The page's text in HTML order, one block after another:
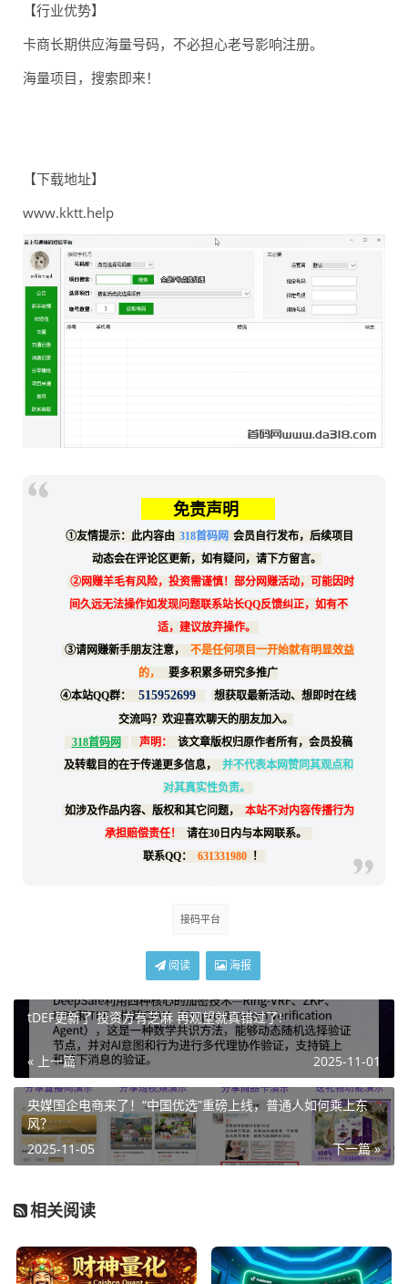
【行业优势】
卡商长期供应海量号码，不必担心老号影响注册。
海量项目，搜索即来！
【下载地址】
www.kktt.help
免责声明
①友情提示：此内容由 318首码网 会员自行发布，后续项目
动态会在评论区更新，如有疑问，请下方留言。
②网赚羊毛有风险，投资需谨慎！部分网赚活动，可能因时
间久远无法操作如发现问题联系站长QQ反馈纠正，如有不
适，建议放弃操作。
③请网赚新手朋友注意，
不是任何项目一开始就有明显效益
的，
要多积累多研究多推广
④本站QQ群：
515952699
想获取最新活动、想即时在线
交流吗？欢迎喜欢聊天的朋友加入。
318首码网
声明：
该文章版权归原作者所有，会员投稿
及转载目的在于传递更多信息，
并不代表本网赞同其观点和
对其真实性负责。
如涉及作品内容、版权和其它问题，
本站不对内容传播行为
承担赔偿责任！
请在30日内与本网联系。
联系QQ：
631331980 ！
接码平台
阅读 海报
tDEF更新了 投资方有芝麻 再观望就真错过了!
« 上一篇 2025-11-01
央媒国企电商来了！“中国优选”重磅上线，普通人如何乘上东
风？
下一篇 »
2025-11-05
相关阅读